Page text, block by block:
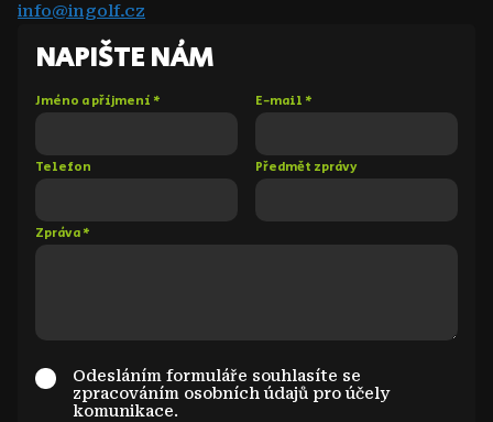
info@ingolf.cz
NAPIŠTE NÁM
Jméno a příjmení * E-mail *
Telefon Předmět zprávy
Zpráva*
Odesláním formuláře souhlasíte se
zpracováním osobních údajů pro účely
komunikace.